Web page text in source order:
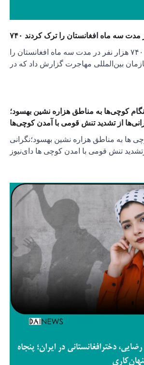
در مدت سه ماه افغانستان را ترک کردند
سازمان مهاجرت: ۷۴۰ هزار نفر در مدت سه ماه افغانستان را
کوچی‌ها به مناطق هزاره نشین بهسود؛
از تشدید تنش قومی با آمدن کوچی‌ها
ها به مناطق هزاره نشین بهسود؛نگرانی